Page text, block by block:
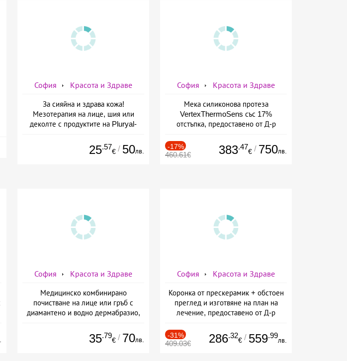
София Красота и Здраве
За сияйна и здрава кожа!
Мезотерапия на лице, шия или
деколте с продуктите на Pluryal-
Естетичен център Симона
25.57
€ / 50лв.
София Красота и Здраве
Мека силиконова протеза
VertexThermoSens със 17%
отстъпка, предоставено от Д-р
-17%
460.61€ 383.47
€ / 750лв.
София Красота и Здраве
Медицинско комбинирано
почистване на лице или гръб с
диамантено и водно дермабразио,
Естетичен център Симона
35.79
€ / 70лв.
София Красота и Здраве
Коронка от прескерамик + обстоен
преглед и изготвяне на план на
лечение, предоставено от Д-р
-31%
409.03€ 286.32
€ / 559.99
лв.